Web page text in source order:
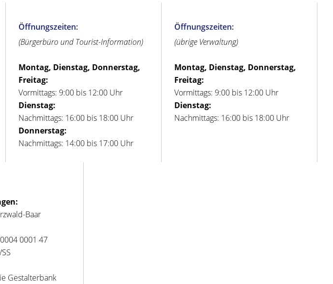
Öffnungszeiten:
(Bürgerbüro und Tourist-Information)
Montag, Dienstag, Donnerstag,
Freitag:
Vormittags: 9:00 bis 12:00 Uhr
Dienstag:
Nachmittags: 16:00 bis 18:00 Uhr
Donnerstag:
Nachmittags: 14:00 bis 17:00 Uhr
Öffnungszeiten:
(übrige Verwaltung)
Montag, Dienstag, Donnerstag,
Freitag:
Vormittags: 9:00 bis 12:00 Uhr
Dienstag:
Nachmittags: 16:00 bis 18:00 Uhr
Baar
0001 47
Gestalterbank